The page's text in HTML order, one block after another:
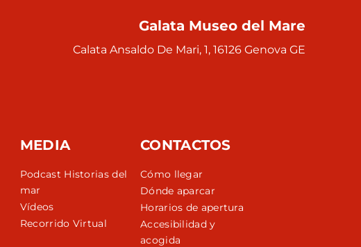
Galata Museo del Mare
Calata Ansaldo De Mari, 1, 16126 Genova GE
MEDIA
Podcast Historias del
mar
Vídeos
Recorrido Virtual
CONTACTOS
Cómo llegar
Dónde aparcar
Horarios de apertura
Accesibilidad y
acogida